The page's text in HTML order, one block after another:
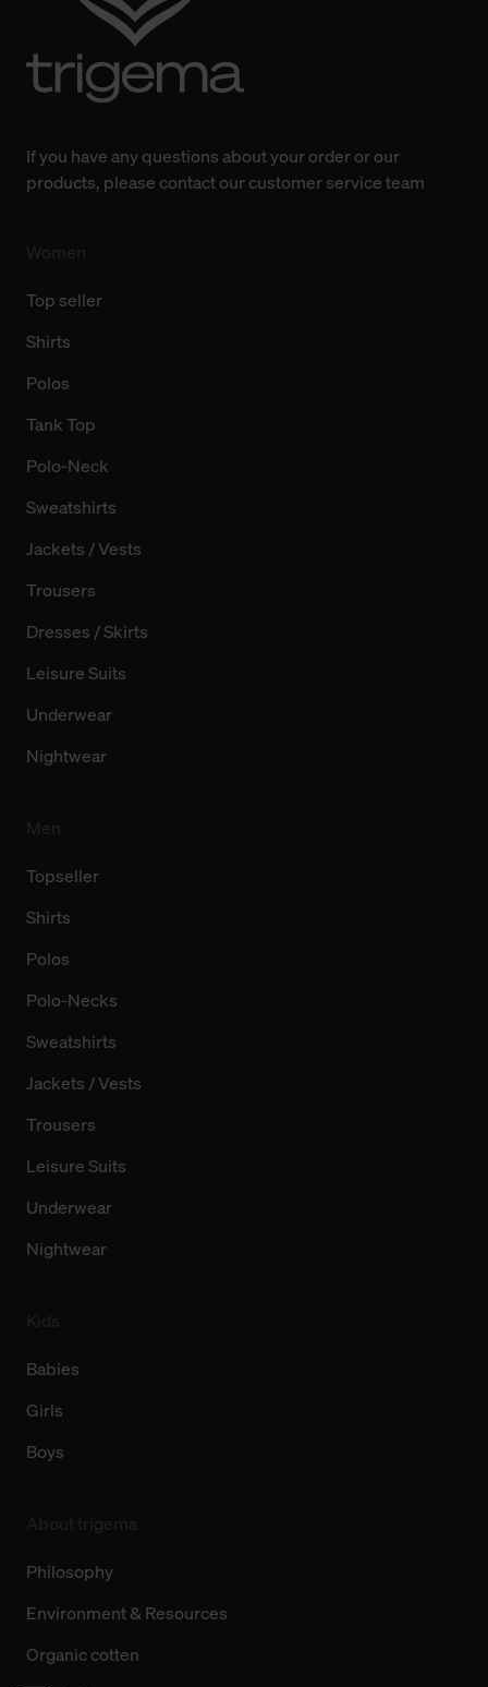
Weitere Informationen über Cookies und Web-
Technologien sowie die Nutzung Ihrer persönlichen Daten
finden Sie in unserer Datenschutzerklärung.
If you have any questions about your order or our
products, please contact our customer service team
Top seller
Shirts
Polos
Tank Top
Polo-Neck
Sweatshirts
Jackets / Vests
Trousers
Dresses / Skirts
Leisure Suits
Underwear
Nightwear
Topseller
Shirts
Polos
Polo-Necks
Sweatshirts
Jackets / Vests
Trousers
Leisure Suits
Underwear
Nightwear
Babies
Girls
Boys
Philosophy
Environment & Resources
Organic cotten